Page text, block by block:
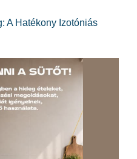
A Hatékony Izotóniás